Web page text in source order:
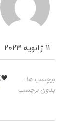
11 ژانویه 2023
برچسب ها:
بدون برچسب